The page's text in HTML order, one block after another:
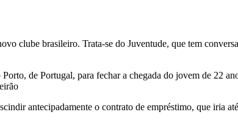
clube brasileiro. Trata-se do Juventude, que tem
de Portugal, para fechar a chegada do jovem de 22
antecipadamente o contrato de empréstimo, que iria